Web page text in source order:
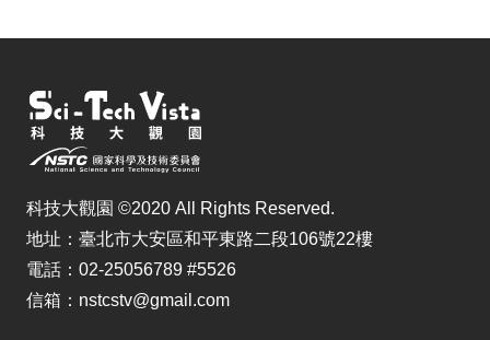
科技大觀園 ©2020 All Rights Reserved.
地址：臺北市大安區和平東路二段106號22樓
電話：02-25056789 #5526
信箱：nstcstv@gmail.com